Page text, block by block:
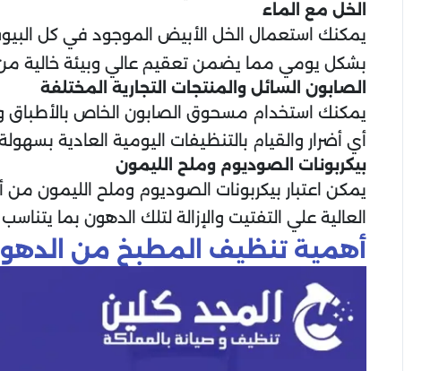
الخل مع الماء
يمكنك استعمال الخل الأبيض الموجود في كل
بشكل يومي مما يضمن تعقيم عالي وبيئة خالية من
الصابون السائل والمنتجات التجارية المختلفة
يمكنك استخدام مسحوق الصابون الخاص بالأطباق
أي أضرار والقيام بالتنظيفات اليومية العادية
بيكربونات الصوديوم وملح الليمون
يمكن اعتبار بيكربونات الصوديوم وملح الليمون
العالية علي التفتيت والإزالة لتلك الدهون بما
أهمية تنظيف المطبخ من